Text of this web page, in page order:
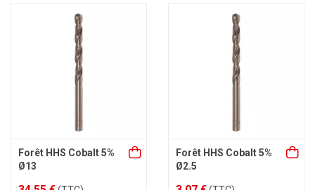
Forêt HHS Cobalt 5%
Ø13
Forêt HHS Cobalt 5%
Ø2.5